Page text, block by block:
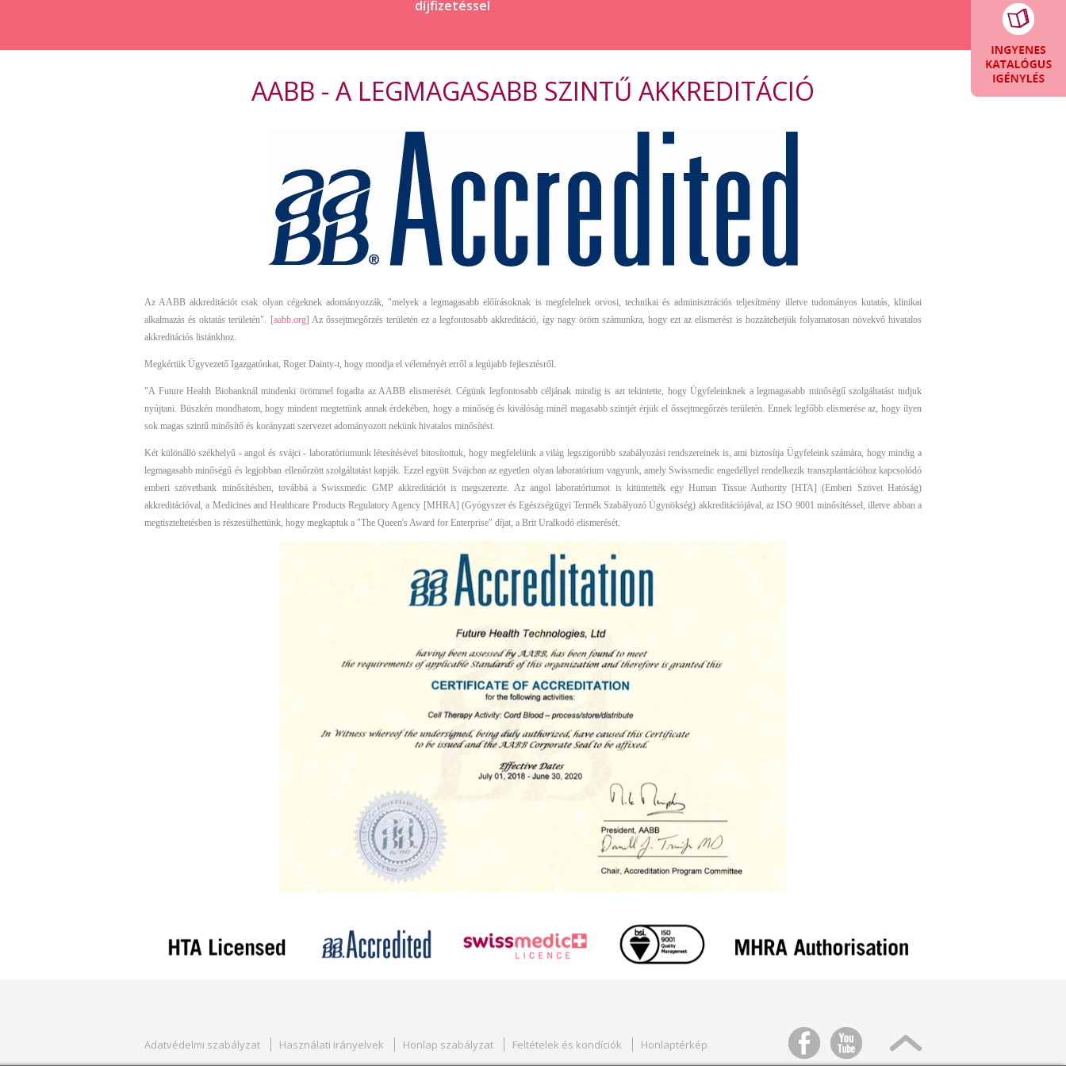
díjfizetéssel
AABB - A LEGMAGASABB SZINTŰ AKKREDITÁCIÓ
Az AABB akkreditációt csak olyan cégeknek adományozzák, "melyek a legmagasabb előírásoknak is megfelelnek orvosi, technikai és adminisztrációs teljesítmény illetve tudományos kutatás, klinikai
alkalmazás és oktatás területén". [aabb.org] Az őssejtmegőrzés területén ez a legfontosabb akkreditáció, így nagy öröm számunkra, hogy ezt az elismerést is hozzátehetjük folyamatosan növekvő hivatalos
akkreditációs listánkhoz.
Megkértük Ügyvezető Igazgatónkat, Roger Dainty-t, hogy mondja el véleményét erről a legújabb fejlesztésről.
"A Future Health Biobanknál mindenki örömmel fogadta az AABB elismerését. Cégünk legfontosabb céljának mindig is azt tekintette, hogy Ügyfeleinknek a legmagasabb minőségű szolgáltatást tudjuk
nyújtani. Büszkén mondhatom, hogy mindent megtettünk annak érdekében, hogy a minőség és kiválóság minél magasabb szintjét érjük el őssejtmegőrzés területén. Ennek legfőbb elismerése az, hogy ilyen
sok magas szintű minősítő és korányzati szervezet adományozott nekünk hivatalos minősítést.
Két különálló székhelyű - angol és svájci - laboratóriumunk létesítésével bitosítottuk, hogy megfelelünk a világ legszigorúbb szabályozási rendszereinek is, ami biztosítja Ügyfeleink számára, hogy mindig a
legmagasabb minőségű és legjobban ellenőrzött szolgáltatást kapják. Ezzel együtt Svájcban az egyetlen olyan laboratórium vagyunk, amely Swissmedic engedéllyel rendelkezik transzplantációhoz kapcsolódó
emberi szövetbank minősítésben, továbbá a Swissmedic GMP akkreditációt is megszerezte. Az angol laboratóriumot is kitüntették egy Human Tissue Authority [HTA] (Emberi Szövet Hatóság)
akkreditációval, a Medicines and Healthcare Products Regulatory Agency [MHRA] (Gyógyszer és Egészségügyi Termék Szabályozó Ügynökség) akkreditációjával, az ISO 9001 minősítéssel, illetve abban a
megtiszteltetésben is részesülhettünk, hogy megkaptuk a "The Queen's Award for Enterprise" díjat, a Brit Uralkodó elismerését.
Adatvédelmi szabályzat Használati irányelvek Honlap szabályzat Feltételek és kondíciók
Honlaptérkép